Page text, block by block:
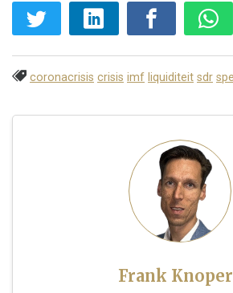
coronacrisis crisis imf liquiditeit sdr
Frank